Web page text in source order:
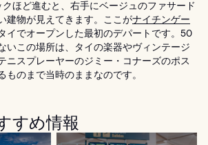
ほど進むと、右手にベージュのファサード
建物が見えてきます。ここがナイチンゲー
イでオープンした最初のデパートです。50
いこの場所は、タイの楽器やヴィンテージ
ニスプレーヤーのジミー・コナーズのポス
ものまで当時のままなのです。
すめ情報